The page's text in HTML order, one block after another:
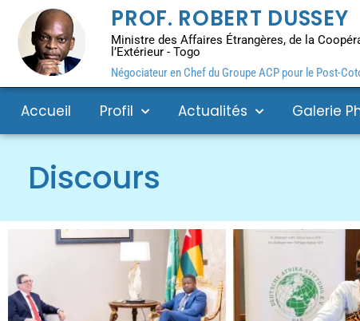
PROF. ROBERT DUSSEY
Ministre des Affaires Étrangères, de la
l’Extérieur - Togo
Négociateur en Chef du Groupe ACP pour le Post-
Accueil Profil Actualités Galerie
Discours